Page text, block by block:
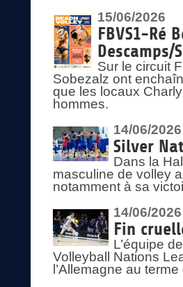
15/06/2026
FBVS1-Ré
Descamps/
Sur le circuit
Sobezalz ont
que les locaux
hommes.
14/06/2026
Silver
Dans la
masculine de volley
notamment à sa
14/06/2026
Fin
L’équipe
Volleyball Nations
l’Allemagne au